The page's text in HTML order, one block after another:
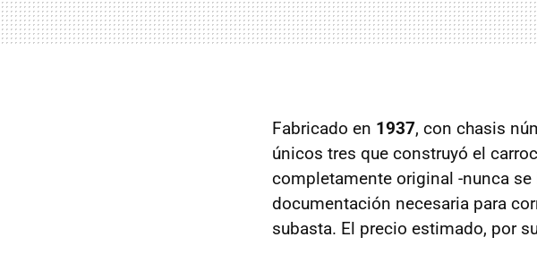
Fabricado en 1937, con chasis
únicos tres que construyó el
completamente original -nunca
documentación necesaria para
subasta. El precio estimado, por